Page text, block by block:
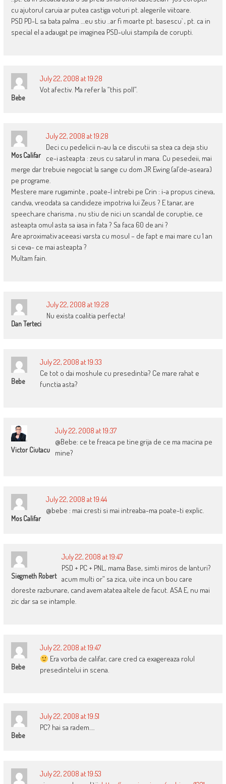
cu ajutorul caruia ar putea castiga voturi pt. alegerile viitoare.
PSD PD-L sa bata palma …eu stiu ..ar fi moarte pt. basescu` , pt. ca in
special el a adaugat pe imaginea PSD-ului stampila de corupti.
Bebe
July 22, 2008 at 19:28
Vot afectiv. Ma refer la “this poll”.
Mos Califar
July 22, 2008 at 19:28
Deci cu pedelicii n-au la ce discutii sa stea ca deja stiu
ce-i asteapta : zeus cu satarul in mana. Cu pesedeii, mai
merge dar trebuie negociat la sange cu dom JR Ewing (al’de-aseara)
pe programe.
Mestere mare rugaminte , poate-l intrebi pe Crin : i-a propus cineva,
candva, vreodata sa candideze impotriva lui Zeus ? E tanar, are
speech,are charisma , nu stiu de nici un scandal de coruptie, ce
asteapta omul asta sa iasa in fata ? Sa faca 60 de ani ?
Are aproximativ aceeasi varsta cu mosul – de fapt e mai mare cu 1 an
si ceva- ce mai asteapta ?
Multam fain.
Dan Terteci
July 22, 2008 at 19:28
Nu exista coalitia perfecta!
Bebe
July 22, 2008 at 19:33
Ce tot o dai moshule cu presedintia? Ce mare rahat e
functia asta?
Victor Ciutacu
July 22, 2008 at 19:37
@Bebe: ce te freaca pe tine grija de ce ma macina pe
mine?
Mos Califar
July 22, 2008 at 19:44
@bebe : mai cresti si mai intreaba-ma poate-ti explic.
Siegmeth Robert
July 22, 2008 at 19:47
PSD + PC + PNL, mama Base, simti miros de lanturi?
acum multi or” sa zica, uite inca un bou care
doreste razbunare, cand avem atatea altele de facut. ASA E, nu mai
zic dar sa se intample.
Bebe
July 22, 2008 at 19:47
Era vorba de califar, care cred ca exagereaza rolul
presedintelui in scena.
Bebe
July 22, 2008 at 19:51
PC? hai sa radem….
July 22, 2008 at 19:53